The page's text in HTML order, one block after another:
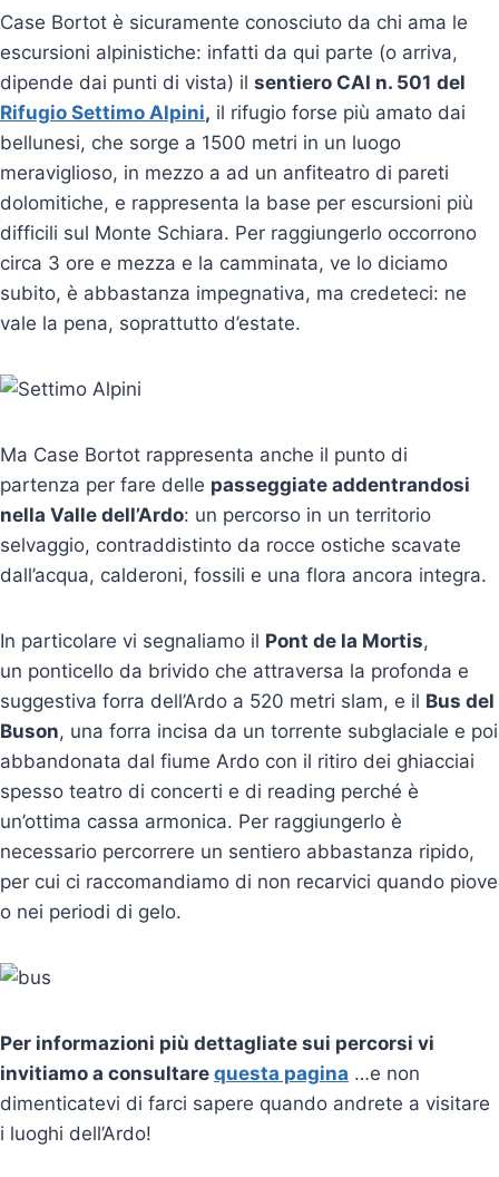
Case Bortot è sicuramente conosciuto da chi ama le
escursioni alpinistiche: infatti da qui parte (o arriva,
dipende dai punti di vista) il sentiero CAI n. 501 del
Rifugio Settimo Alpini, il rifugio forse più amato dai
bellunesi, che sorge a 1500 metri in un luogo
meraviglioso, in mezzo a ad un anfiteatro di pareti
dolomitiche, e rappresenta la base per escursioni più
difficili sul Monte Schiara. Per raggiungerlo occorrono
circa 3 ore e mezza e la camminata, ve lo diciamo
subito, è abbastanza impegnativa, ma credeteci: ne
vale la pena, soprattutto d’estate.
Ma Case Bortot rappresenta anche il punto di
partenza per fare delle passeggiate addentrandosi
nella Valle dell’Ardo: un percorso in un territorio
selvaggio, contraddistinto da rocce ostiche scavate
dall’acqua, calderoni, fossili e una flora ancora integra.
In particolare vi segnaliamo il Pont de la Mortis,
un ponticello da brivido che attraversa la profonda e
suggestiva forra dell’Ardo a 520 metri slam, e il Bus del
Buson, una forra incisa da un torrente subglaciale e poi
abbandonata dal fiume Ardo con il ritiro dei ghiacciai
spesso teatro di concerti e di reading perché è
un’ottima cassa armonica. Per raggiungerlo è
necessario percorrere un sentiero abbastanza ripido,
per cui ci raccomandiamo di non recarvici quando piove
o nei periodi di gelo.
Per informazioni più dettagliate sui percorsi vi
invitiamo a consultare questa pagina …e non
dimenticatevi di farci sapere quando andrete a visitare
i luoghi dell’Ardo!